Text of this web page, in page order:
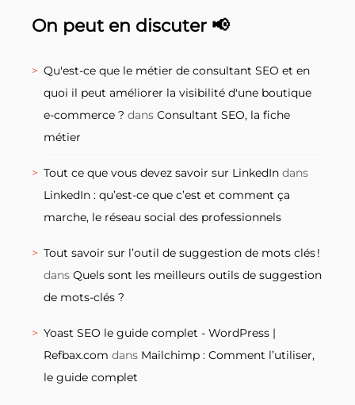
On peut en discuter 📢
Qu'est-ce que le métier de consultant SEO et en
quoi il peut améliorer la visibilité d'une boutique
e-commerce ? dans Consultant SEO, la fiche
métier
Tout ce que vous devez savoir sur LinkedIn dans
LinkedIn : qu’est-ce que c’est et comment ça
marche, le réseau social des professionnels
Tout savoir sur l’outil de suggestion de mots clés !
dans Quels sont les meilleurs outils de suggestion
de mots-clés ?
Yoast SEO le guide complet - WordPress |
Refbax.com dans Mailchimp : Comment l’utiliser,
le guide complet